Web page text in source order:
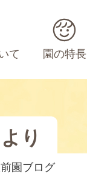
て 園の特長
り
園ブログ